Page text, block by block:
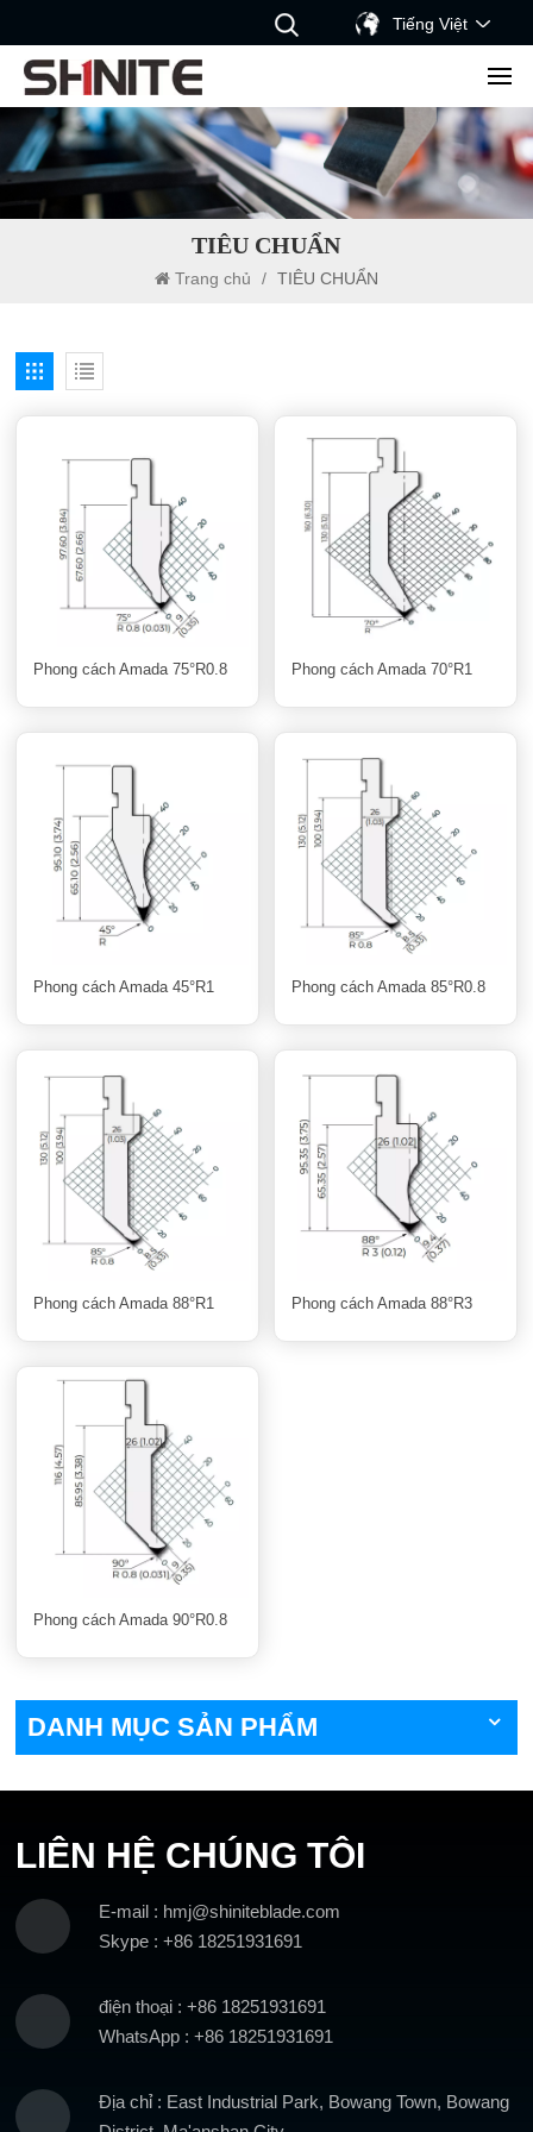
Tiếng Việt
TIÊU CHUẨN
Trang chủ / TIÊU CHUẨN
Phong cách Amada 75°R0.8 Phong cách Amada 70°R1
Phong cách Amada 45°R1 Phong cách Amada 85°R0.8
Phong cách Amada 88°R1 Phong cách Amada 88°R3
Phong cách Amada 90°R0.8
DANH MỤC SẢN PHẨM
LIÊN HỆ CHÚNG TÔI
E-mail : hmj@shiniteblade.com
Skype : +86 18251931691
điện thoại : +86 18251931691
WhatsApp : +86 18251931691
Địa chỉ : East Industrial Park, Bowang Town, Bowang